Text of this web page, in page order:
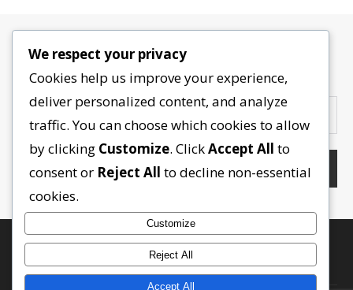
Contactez-nous
We respect your privacy
Cookies help us improve your experience,
deliver personalized content, and analyze
traffic. You can choose which cookies to allow
by clicking Customize. ClickAccept All to
consent or Reject All to decline non-essential
cookies.
Customize
Reject All
Accept All